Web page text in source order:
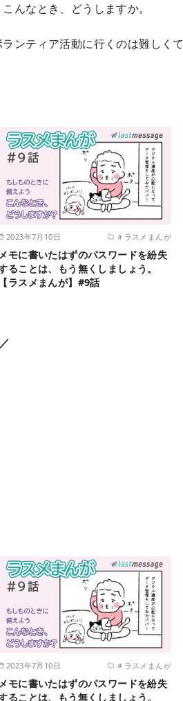
んなとき、どうしますか。
ンティア活動に行くのは難しくて
2023年7月10日 ＃ラスメまんが
メモに書いたはずのパスワードを紛失
ることは、もう無くしましょう。
【ラスメまんが】#9話
2023年7月10日 ＃ラスメまんが
モに書いたはずのパスワードを紛失
ることは、もう無くしましょう。